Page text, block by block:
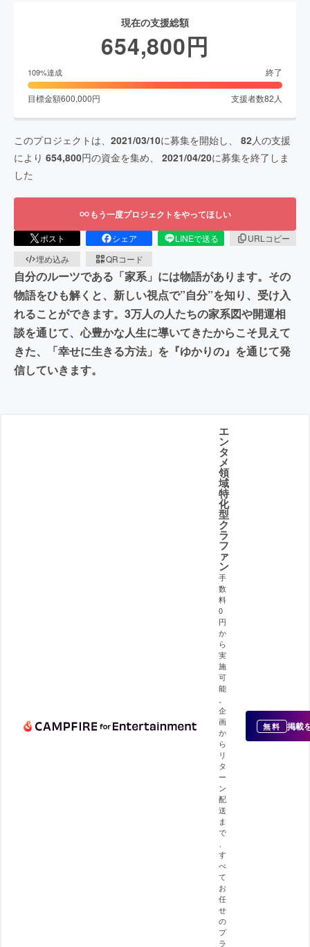
現在の支援総額
654,800円
109%達成 終了
目標金額600,000円 支援者数82 人
このプロジェクトは、 2021/03/10に募集を開始し、 82人の支援
により 654,800円の資金を集め、 2021/04/20に募集を終了しま
した
もう一度プロジェクトをやってほしい
ポスト シェア LINEで送る
URLコピー
埋め込み
QRコード
自分のルーツである「家系」には物語があります。その
物語をひも解くと、新しい視点で”自分”を知り、受け入
れることができます。3万人の人たちの家系図や開運相
談を通じて、心豊かな人生に導いてきたからこそ見えて
きた、「幸せに生きる方法」を『ゆかりの』を通じて発
信していきます。
エ
ン
タ
メ
領
域
特
化
型
ク
ラ
フ
ァ
ン
手
数
料
0
円
か
ら
実
施
可
能
企
画
か
ら
リ
タ
ー
ン
配
送
ま
で
す
べ
て
お
任
せ
の
プ
ラ
無料 掲載